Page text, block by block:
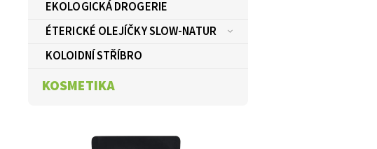
EKOLOGICKÁ DROGERIE
ÉTERICKÉ OLEJÍČKY SLOW-NATUR
KOLOIDNÍ STŘÍBRO
KOSMETIKA